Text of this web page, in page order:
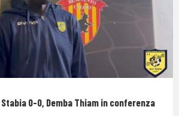
0-0, Demba Thiam in conferenza